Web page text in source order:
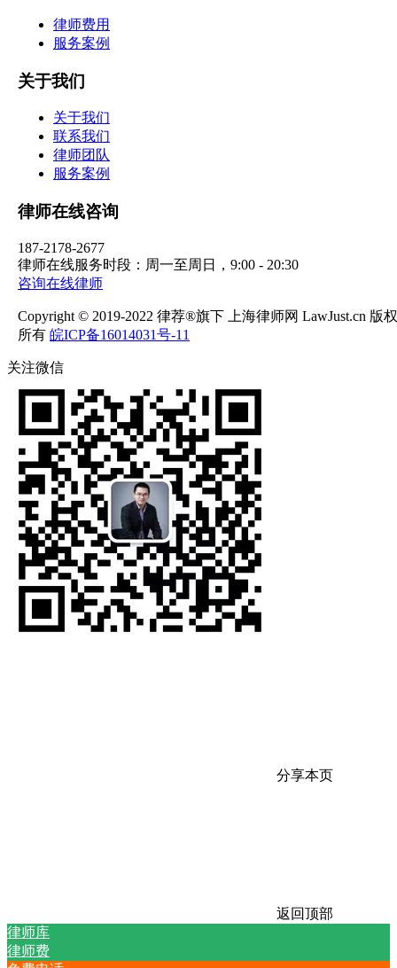
律师费用
服务案例
关于我们
关于我们
联系我们
律师团队
服务案例
律师在线咨询
187-2178-2677
律师在线服务时段：周一至周日，9:00 - 20:30
咨询在线律师
Copyright © 2019-2022 律荐®旗下 上海律师网 LawJust.cn 版权
所有 皖ICP备16014031号-11
关注微信
分享本页
返回顶部
律师库
律师费